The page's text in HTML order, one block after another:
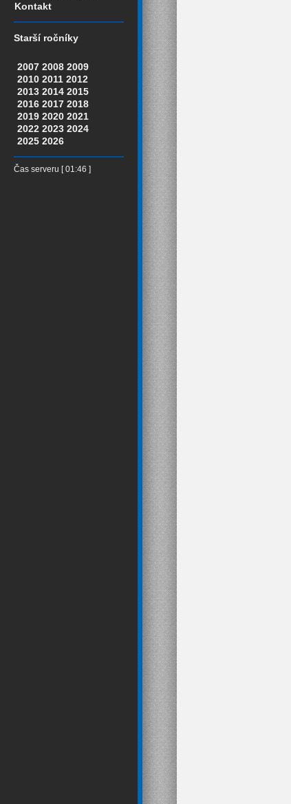
Kontakt
Starší ročníky
2007 2008 2009
2010 2011 2012
2013 2014 2015
2016 2017 2018
2019 2020 2021
2022 2023 2024
2025 2026
Čas serveru [ 01:46 ]